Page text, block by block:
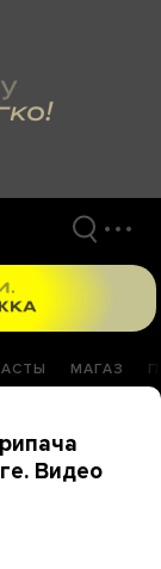
МАГАЗ
Видео